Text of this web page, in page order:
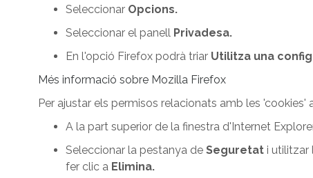
Seleccionar Opcions.
Seleccionar el panell Privadesa.
En l'opció Firefox podrà triar Utilitza una
Més informació sobre Mozilla Firefox
Per ajustar els permisos relacionats amb les 'cookies'
A la part superior de la finestra d'Internet
Seleccionar la pestanya deSeguretat i utilitzar
fer clic a Elimina.